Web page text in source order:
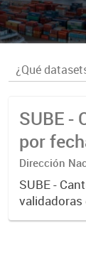
SUBE -
por
Dirección
SUBE -
validadoras